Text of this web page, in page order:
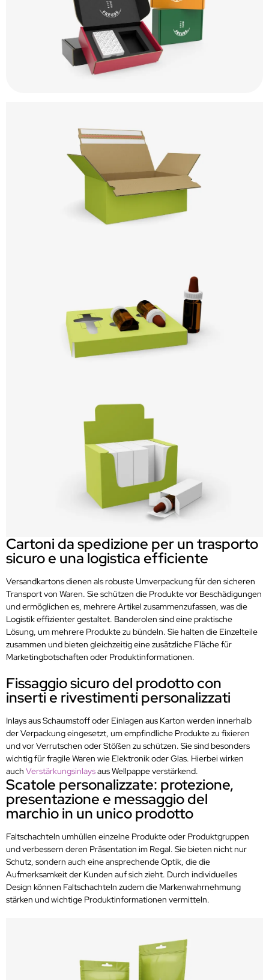
Cartoni da spedizione per un trasporto
sicuro e una logistica efficiente
Versandkartons dienen als robuste Umverpackung für den sicheren
Transport von Waren. Sie schützen die Produkte vor Beschädigungen
und ermöglichen es, mehrere Artikel zusammenzufassen, was die
Logistik effizienter gestaltet. Banderolen sind eine praktische
Lösung, um mehrere Produkte zu bündeln. Sie halten die Einzelteile
zusammen und bieten gleichzeitig eine zusätzliche Fläche für
Marketingbotschaften oder Produktinformationen.
Fissaggio sicuro del prodotto con
inserti e rivestimenti personalizzati
Inlays aus Schaumstoff oder Einlagen aus Karton werden innerhalb
der Verpackung eingesetzt, um empfindliche Produkte zu fixieren
und vor Verrutschen oder Stößen zu schützen. Sie sind besonders
wichtig für fragile Waren wie Elektronik oder Glas. Hierbei wirken
auch Verstärkungsinlaysaus Wellpappe verstärkend.
Scatole personalizzate: protezione,
presentazione e messaggio del
marchio in un unico prodotto
Faltschachteln umhüllen einzelne Produkte oder Produktgruppen
und verbessern deren Präsentation im Regal. Sie bieten nicht nur
Schutz, sondern auch eine ansprechende Optik, die die
Aufmerksamkeit der Kunden auf sich zieht. Durch individuelles
Design können Faltschachteln zudem die Markenwahrnehmung
stärken und wichtige Produktinformationen vermitteln.